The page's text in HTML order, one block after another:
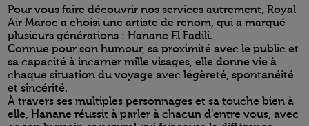
Pour vous faire découvrir nos services autrement, Royal
Air Maroc a choisi une artiste de renom, qui a marqué
plusieurs générations : Hanane El Fadili.
Connue pour son humour, sa proximité avec le public et
sa capacité à incarner mille visages, elle donne vie à
chaque situation du voyage avec légèreté, spontanéité
et sincérité.
À travers ses multiples personnages et sa touche bien à
elle, Hanane réussit à parler à chacun d’entre vous, avec